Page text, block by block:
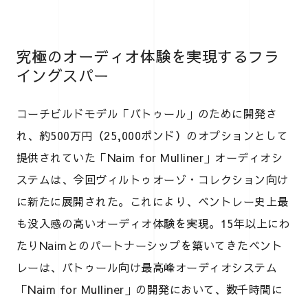
究極のオーディオ体験を実現するフラ
イングスパー
コーチビルドモデル「バトゥール」のために開発さ
れ、約500万円（25,000ポンド）のオプションとして
提供されていた「Naim for Mulliner」オーディオシ
ステムは、今回ヴィルトゥオーゾ・コレクション向け
に新たに展開された。これにより、ベントレー史上最
も没入感の高いオーディオ体験を実現。15年以上にわ
たりNaimとのパートナーシップを築いてきたベント
レーは、バトゥール向け最高峰オーディオシステム
「Naim for Mulliner」の開発において、数千時間に